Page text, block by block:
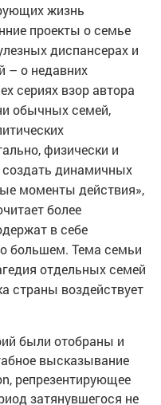
жизнь
проекты о семье
диспансерах и
– о недавних
сериях взор автора
обычных семей,
физически и
динамичных
моменты действия»,
более
в себе
большем. Тема семьи
отдельных семей
страны воздействует
были отобраны и
высказывание
репрезентирующее
затянувшегося не